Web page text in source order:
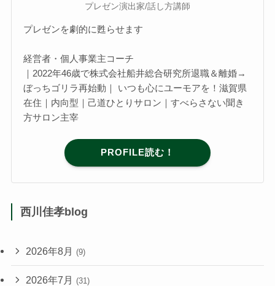
プレゼン演出家/話し方講師
プレゼンを劇的に甦らせます
経営者・個人事業主コーチ
｜2022年46歳で株式会社船井総合研究所退職＆離婚→
ぼっちゴリラ再始動｜ いつも心にユーモアを！滋賀県
在住｜内向型｜己道ひとりサロン｜すべらさない聞き
方サロン主宰
PROFILE読む！
西川佳孝blog
2026年8月 (9)
2026年7月 (31)